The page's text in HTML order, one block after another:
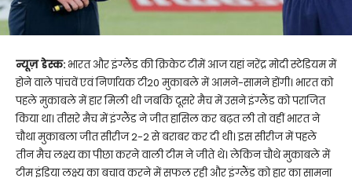
न्यूज़ डेस्क: भारत और इंग्लैंड की क्रिकेट टीमें आज यहां नरेंद्र मोदी स्टेडियम में
होने वाले पांचवें एवं निर्णायक टी20 मुकाबले में आमने-सामने होंगी। भारत को
पहले मुकाबले में हार मिली थी जबकि दूसरे मैच में उसने इंग्लैंड को पराजित
किया था। तीसरे मैच में इंग्लैंड ने जीत हासिल कर बढ़त ली तो वहीं भारत ने
चौथा मुकाबला जीत सीरीज 2-2 से बराबर कर दी थी। इस सीरीज में पहले
तीन मैच लक्ष्य का पीछा करने वाली टीम ने जीते थे। लेकिन चौथे मुकाबले में
टीम इंडिया लक्ष्य का बचाव करने में सफल रही और इंग्लैंड को हार का सामना